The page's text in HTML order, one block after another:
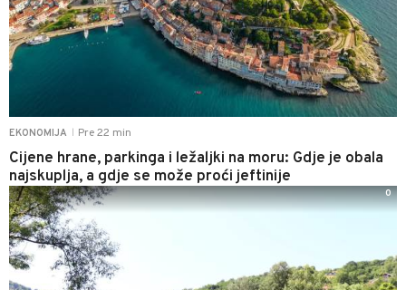
EKONOMIJA Pre 22 min
Cijene hrane, parkinga i ležaljki na moru: Gdje je obala
najskuplja, a gdje se može proći jeftinije
0